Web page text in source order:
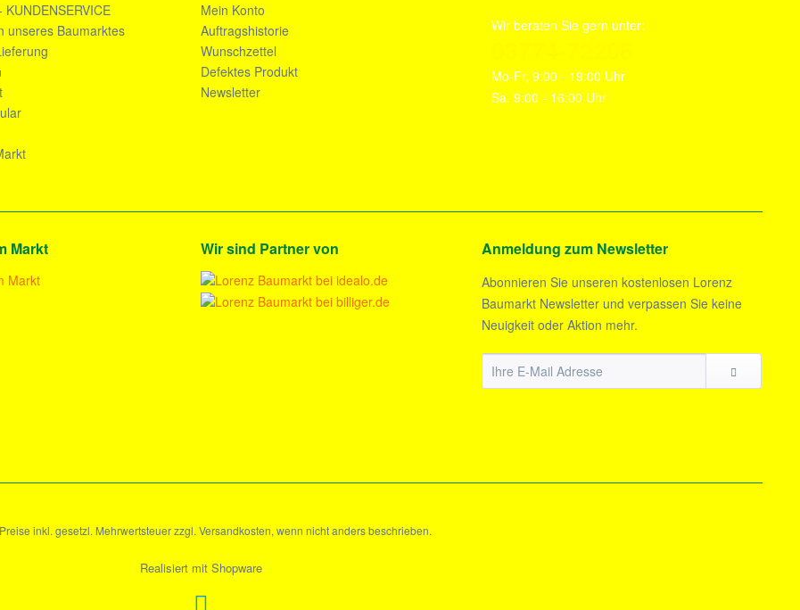
KUNDENSERVICE
unseres Baumarktes
Mein Konto
Auftragshistorie
Wunschzettel
Defektes Produkt
Newsletter
Wir beraten Sie gern unter:
Mo-Fr, 9:00 - 19:00 Uhr
Sa. 9:00 - 16:00 Uhr
Markt Wir sind Partner von Anmeldung zum Newsletter
Abonnieren Sie unseren kostenlosen Lorenz
Baumarkt Newsletter und verpassen Sie keine
Neuigkeit oder Aktion mehr.
inkl. gesetzl. Mehrwertsteuer zzgl. Versandkosten, wenn nicht anders beschrieben.
Realisiert mit Shopware